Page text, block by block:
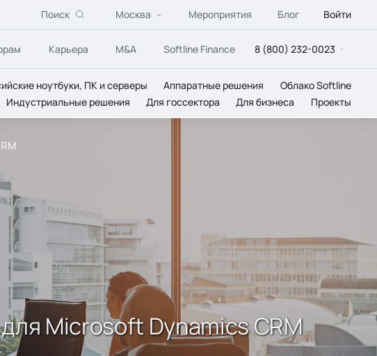
Поиск Москва Мероприятия Блог Войти
Карьера M&A Softline Finance 8 (800) 232-0023
ноутбуки, ПК и серверы Аппаратные решения
Облако Softline
Индустриальные решения Для госсектора Для бизнеса Проекты
Microsoft Dynamics CRM